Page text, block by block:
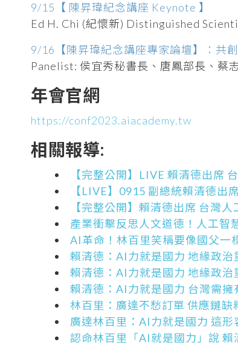
9/15【 陳昇瑋紀念講座 Keynote 】
Ed H. Chi (紀懷新) Distinguished
9/16【陳昇瑋紀念講座專家論壇】：共
Panelist: 侯宜秀秘書長、唐鳳部長、蔡
年會官網
https://conf2023.aiacademy.tw
相關報導:
【完整公開】LIVE 賴清德出席
【LIVE】0915 副總統賴清德出
【完整公開】賴清德出席 台灣
產業衝擊反思人文道德！人工智
AI革命！林百里笑稱要像國父一
賴清德：AI力就是國力 地緣政治
賴清德：AI力就是國力 地緣政治
賴清德：AI力就是國力 台灣需擁
林百里：廣達不愁訂單 供應鏈缺
廣達林百里：AI力就是國力 這形
認命林百里「AI就是國力」說 賴